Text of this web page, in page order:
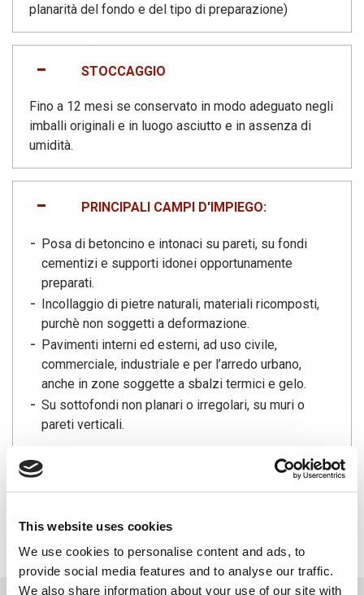
This website uses cookies
We use cookies to personalise content and ads, to
provide social media features and to analyse our traffic.
We also share information about your use of our site with
planarità del fondo e del tipo di preparazione)
STOCCAGGIO
Fino a 12 mesi se conservato in modo adeguato negli
imballi originali e in luogo asciutto e in assenza di
umidità.
PRINCIPALI CAMPI D'IMPIEGO:
Posa di betoncino e intonaci su pareti, su fondi
cementizi e supporti idonei opportunamente
preparati.
Incollaggio di pietre naturali, materiali ricomposti,
purchè non soggetti a deformazione.
Pavimenti interni ed esterni, ad uso civile,
commerciale, industriale e per l’arredo urbano,
anche in zone soggette a sbalzi termici e gelo.
Su sottofondi non planari o irregolari, su muri o
pareti verticali.
Nano polimeri